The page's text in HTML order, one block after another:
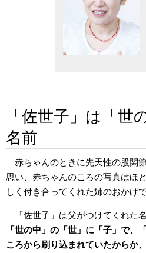
「佐世子」は「
名前
赤ちゃんのときに先天性の股関
思い、赤ちゃんのころの写真はほ
しく付き合ってくれた姉のおかげ
「佐世子」は父がつけてくれた
「世の中」の「世」に「子」で
ころから刷り込まれていたからか